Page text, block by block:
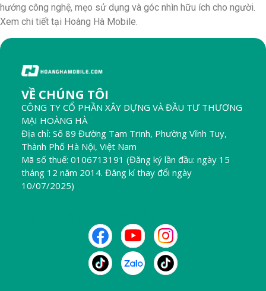
hướng công nghệ, mẹo sử dụng và góc nhìn hữu ích cho người.
Xem chi tiết tại Hoàng Hà Mobile.
VỀ CHÚNG TÔI
CÔNG TY CỔ PHẦN XÂY DỰNG VÀ ĐẦU TƯ THƯƠNG
MẠI HOÀNG HÀ
Địa chỉ: Số 89 Đường Tam Trinh, Phường Vĩnh Tuy,
Thành Phố Hà Nội, Việt Nam
Mã số thuế: 0106713191 (Đăng ký lần đầu: ngày 15
tháng 12 năm 2014. Đăng kí thay đổi ngày
10/07/2025)